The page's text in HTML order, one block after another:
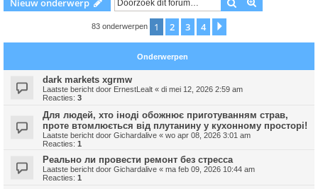
Nieuw onderwerp
83 onderwerpen 1 2 3 4
Onderwerpen
dark markets xgrmw
Laatste bericht door ErnestLealt « di mei 12, 2026 2:59 am
Reacties: 3
Для людей, хто іноді обожнює приготуванням страв,
проте втомлюється від плутанину у кухонному просторі!
Laatste bericht door Gichardalive « wo apr 08, 2026 3:01 am
Reacties: 1
Реально ли провести ремонт без стресса
Laatste bericht door Gichardalive « ma feb 09, 2026 10:44 am
Reacties: 1